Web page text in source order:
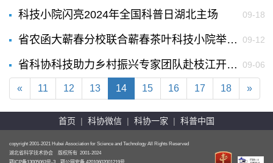
科技小院闪亮2024年全国科普日湖北主场 09-18
省农函大蕲春分校联合蕲春茶叶科技小院举办果茶专业技术培训会 09-12
省科协科技助力乡村振兴专家团队赴枝江开展科技志愿服务 09-06
« 11 12 13 14 15 16 17 18 »
首页 | 科协微信 | 科协一家 | 科普中国
copyright 2001-2021 Hubei Association for Science and Technology All Rights Reserved
湖北省科学技术协会 版权所有 2001-2024